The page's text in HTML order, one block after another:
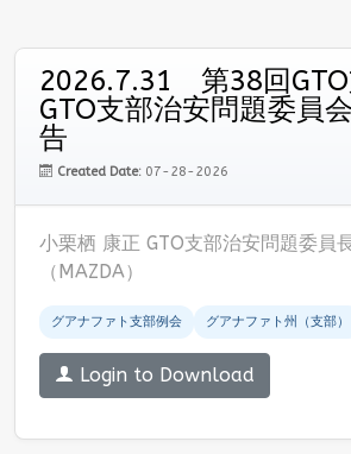
2026.7.31 第38回
GTO支部治安問題委員
告
Created Date: 07-28-2026
小栗栖 康正 GTO支部治安問題委員
（MAZDA）
グアナファト支部例会 グアナファト州（支部）
Login to Download